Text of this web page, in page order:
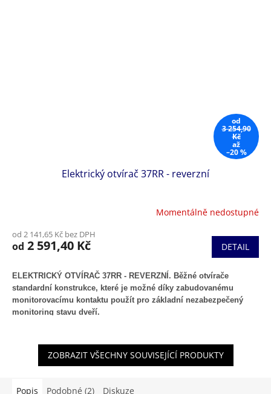
od
3 254,90
Kč
až
–20 %
Elektrický otvírač 37RR - reverzní
Momentálně nedostupné
od 2 141,65 Kč bez DPH
od 2 591,40 Kč DETAIL
ELEKTRICKÝ OTVÍRAČ 37RR - REVERZNÍ. Běžné otvírače
standardní konstrukce, které je možné díky zabudovanému
monitorovacímu kontaktu použít pro základní nezabezpečený
monitoring stavu dveří.
ZOBRAZIT VŠECHNY SOUVISEJÍCÍ PRODUKTY
Popis Podobné (2) Diskuze